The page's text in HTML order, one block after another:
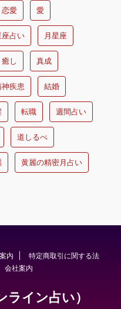
恋愛 愛
座占い 月星座
癒し 真成
神疾患 結婚
転職 週間占い
道しるべ
黄麗の精密月占い
内
特定商取引に関する法
会社案内
ライン占い）